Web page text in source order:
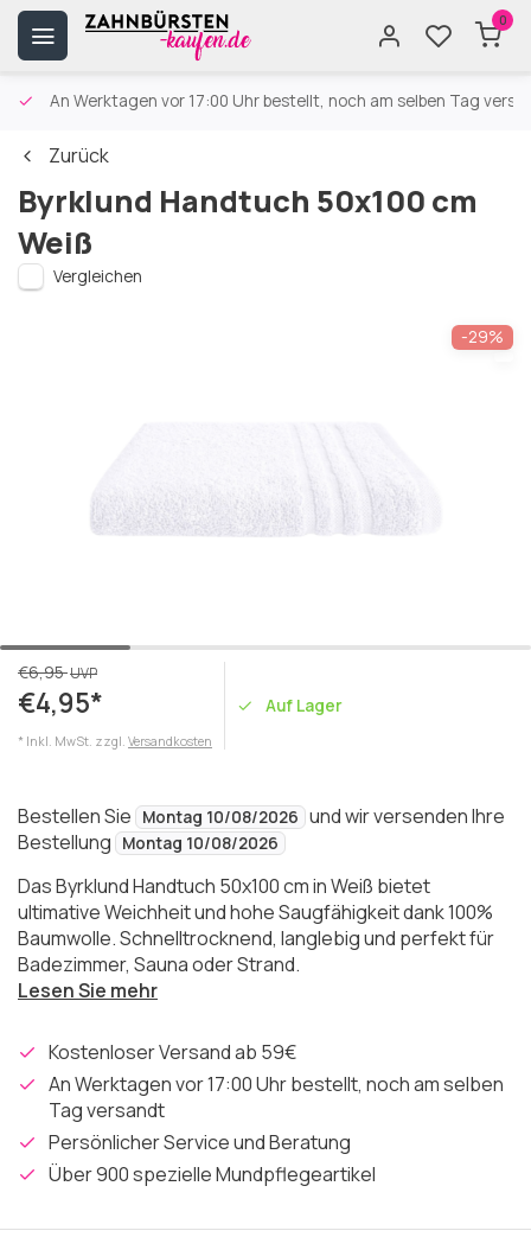
0
An Werktagen vor 17:00 Uhr bestellt, noch am selben Tag
Zurück
Byrklund Handtuch 50x100 cm
Weiß
Vergleichen
-29%
€6,95UVP
€4,95*
* Inkl. MwSt. zzgl. Versandkosten
Auf Lager
Bestellen Sie Montag 10/08/2026 und wir versenden Ihre
Bestellung
Montag 10/08/2026
Das Byrklund Handtuch 50x100 cm in Weiß bietet
ultimative Weichheit und hohe Saugfähigkeit dank 100%
Baumwolle. Schnelltrocknend, langlebig und perfekt für
Badezimmer, Sauna oder Strand.
Lesen Sie mehr
Kostenloser Versand ab 59€
An Werktagen vor 17:00 Uhr bestellt, noch am selben
Tag versandt
Persönlicher Service und Beratung
Über 900 spezielle Mundpflegeartikel